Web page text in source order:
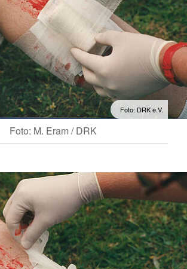
Foto: DRK e.V.
Foto: M. Eram / DRK